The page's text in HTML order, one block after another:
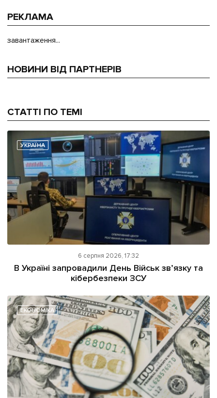
РЕКЛАМА
завантаження...
НОВИНИ ВІД ПАРТНЕРІВ
СТАТТІ ПО ТЕМІ
УКРАЇНА
6 серпня 2026, 17:32
В Україні запровадили День Військ зв’язку та
кібербезпеки ЗСУ
ЕКОНОМІКА